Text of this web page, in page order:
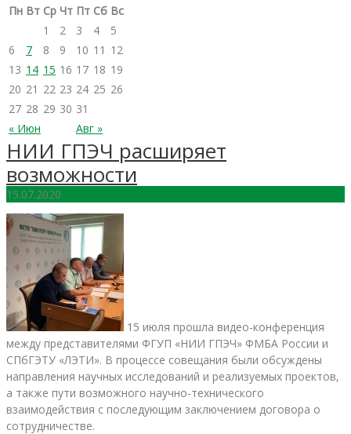
Пн Вт Ср Чт Пт Сб Вс
« Июн Авг »
1 2 3 4
5
6
7 8 9 10 11 12
13 14 15 16 17 18 19
20 21 22 23 24 25 26
27 28 29 30 31
НИИ ГПЭЧ расширяет
возможности
15.07.2020
15 июля прошла видео-конференция
между представителями ФГУП «НИИ ГПЭЧ» ФМБА России и
СПбГЭТУ «ЛЭТИ». В процессе совещания были обсуждены
направления научных исследований и реализуемых проектов,
а также пути возможного научно-технического
взаимодействия с последующим заключением договора о
сотрудничестве.